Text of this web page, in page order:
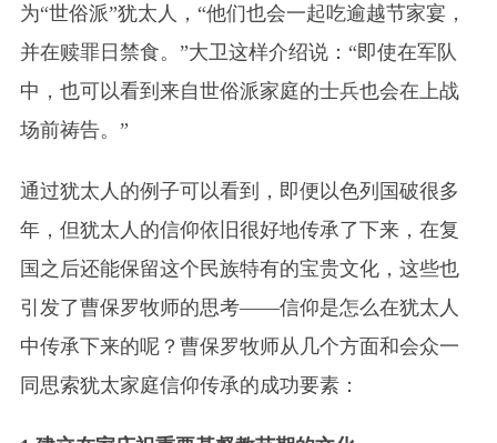
为“世俗派”犹太人，“他们也会一起吃逾越节家宴，
并在赎罪日禁食。”大卫这样介绍说：“即使在军队
中，也可以看到来自世俗派家庭的士兵也会在上战
场前祷告。”
通过犹太人的例子可以看到，即便以色列国破很多
年，但犹太人的信仰依旧很好地传承了下来，在复
国之后还能保留这个民族特有的宝贵文化，这些也
引发了曹保罗牧师的思考——信仰是怎么在犹太人
中传承下来的呢？曹保罗牧师从几个方面和会众一
同思索犹太家庭信仰传承的成功要素：